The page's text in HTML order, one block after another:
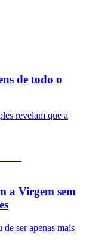
de todo o
revelam que a
a Virgem sem
ser apenas mais